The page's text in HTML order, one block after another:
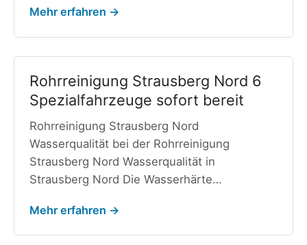
Mehr erfahren →
Rohrreinigung Strausberg Nord 6
Spezialfahrzeuge sofort bereit
Rohrreinigung Strausberg Nord
Wasserqualität bei der Rohrreinigung
Strausberg Nord Wasserqualität in
Strausberg Nord Die Wasserhärte…
Mehr erfahren →